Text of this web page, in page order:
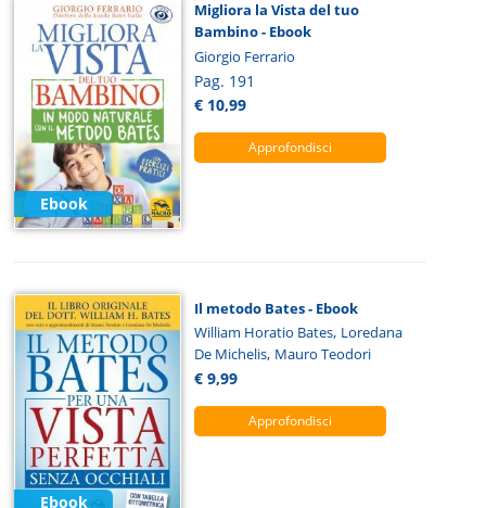
Ebook
Migliora la Vista del tuo
Bambino - Ebook
Giorgio Ferrario
Pag. 191
€ 10,99
Approfondisci
Ebook
Il metodo Bates - Ebook
William Horatio Bates, Loredana
De Michelis, Mauro Teodori
€ 9,99
Approfondisci